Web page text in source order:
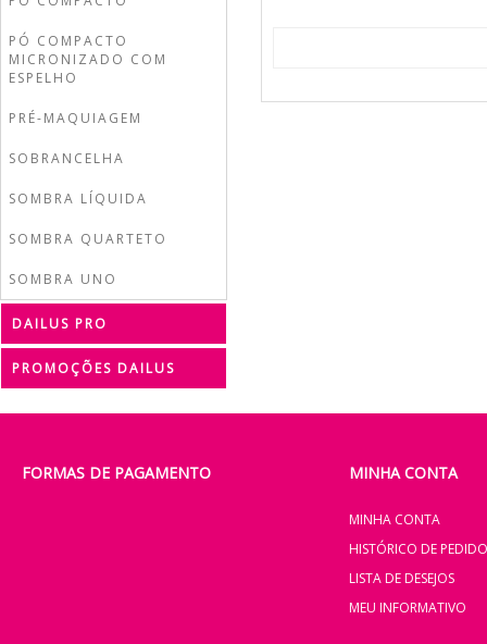
PÓ COMPACTO
MICRONIZADO COM
ESPELHO
PRÉ-MAQUIAGEM
SOBRANCELHA
SOMBRA LÍQUIDA
SOMBRA QUARTETO
SOMBRA UNO
DAILUS PRO
PROMOÇÕES DAILUS
FORMAS DE PAGAMENTO MINHA CONTA
MINHA CONTA
HISTÓRICO DE
LISTA DE DESEJOS
MEU INFORMATIVO